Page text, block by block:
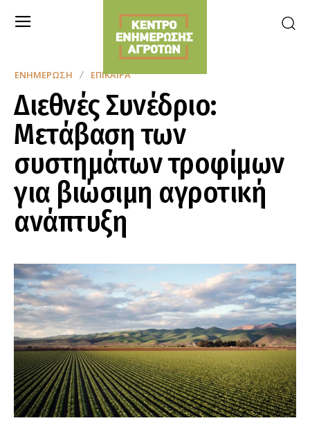
ΕΝΗΜΈΡΩΣΗ ΕΠΊΚΑΙΡΑ
Διεθνές Συνέδριο:
Μετάβαση των
συστημάτων τροφίμων
για βιώσιμη αγροτική
ανάπτυξη